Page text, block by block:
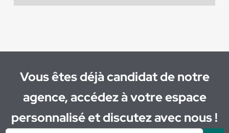
Vous êtes déjà candidat de notre
agence, accédez à votre espace
personnalisé et discutez avec nous !